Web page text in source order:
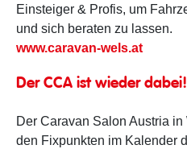
Einsteiger & Profis, um
und sich beraten zu lassen.
www.caravan-wels.at
Der CCA ist wieder dabei!
Der Caravan Salon Austria
den Fixpunkten im Kalender